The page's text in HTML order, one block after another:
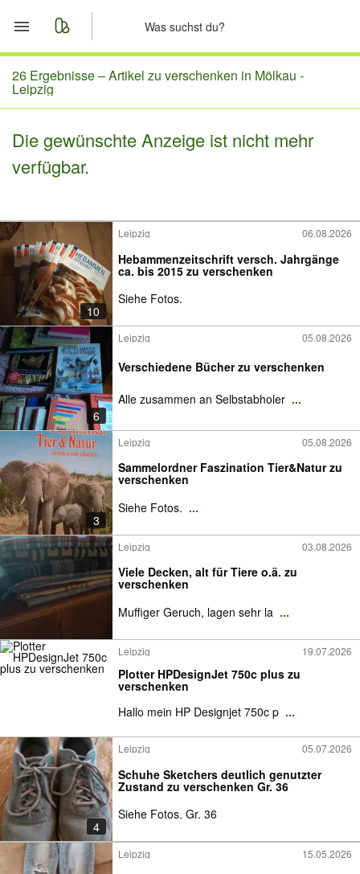
Start
Merkliste
Nachrichten
26 Ergebnisse –Artikel zu verschenken in Mölkau -
Leipzig
Die gewünschte Anzeige ist nicht mehr
verfügbar.
10
Leipzig 06.08.2026
Hebammenzeitschrift versch. Jahrgänge
ca. bis 2015 zu verschenken
Siehe Fotos.
6
Leipzig 05.08.2026
Verschiedene Bücher zu verschenken
Alle zusammen an Selbstabholer ...
3
Leipzig 05.08.2026
Sammelordner Faszination Tier&Natur zu
verschenken
Siehe Fotos. ...
Leipzig 03.08.2026
Viele Decken, alt für Tiere o.ä. zu
verschenken
Muffiger Geruch, lagen sehr la ...
Leipzig 19.07.2026
Plotter HPDesignJet 750c plus zu
verschenken
Hallo mein HP Designjet 750c p ...
4
Leipzig 05.07.2026
Schuhe Sketchers deutlich genutzter
Zustand zu verschenken Gr. 36
Siehe Fotos. Gr. 36
Leipzig 15.05.2026